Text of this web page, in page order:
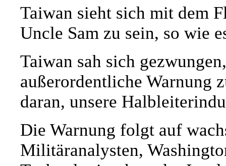
Taiwan sieht sich mit dem
Uncle Sam zu sein, so wie
Taiwan sah sich
außerordentliche Warnung
daran, unsere
Die Warnung folgt auf
Militäranalysten,